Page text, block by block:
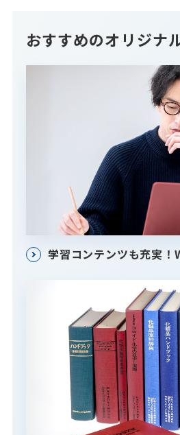
おすすめのオリジナ
学習コンテンツも充実！